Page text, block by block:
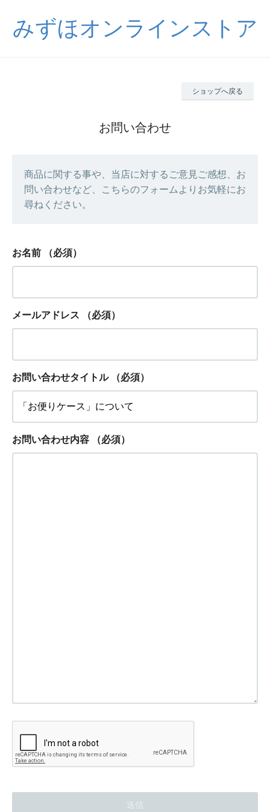
みずほオンラインストア
ショップへ戻る
お問い合わせ
商品に関する事や、当店に対するご意見ご感想、お
問い合わせなど、こちらのフォームよりお気軽にお
尋ねください。
お名前 （必須）
メールアドレス （必須）
お問い合わせタイトル （必須）
お問い合わせ内容 （必須）